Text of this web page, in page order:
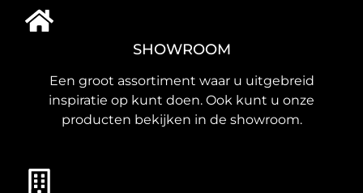
SHOWROOM
Een groot assortiment waar u uitgebreid
inspiratie op kunt doen. Ook kunt u onze
producten bekijken in de showroom.